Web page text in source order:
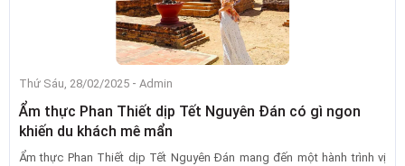
Thứ Sáu, 28/02/2025 - Admin
Ẩm thực Phan Thiết dịp Tết Nguyên Đán có gì ngon
khiến du khách mê mẩn
Ẩm thực Phan Thiết dịp Tết Nguyên Đán mang đến một hành trình vị